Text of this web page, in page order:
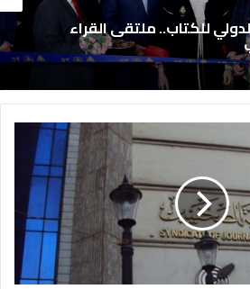
للكتاب.. ملتقى القراء